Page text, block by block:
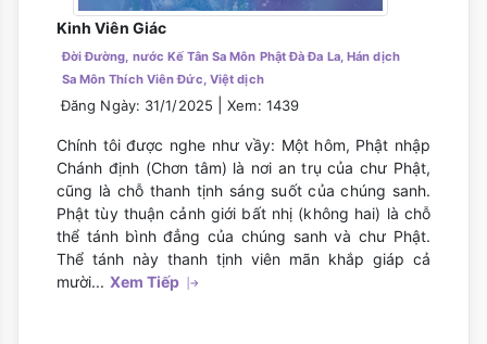
Kinh Viên Giác
Đời Đường, nước Kế Tân Sa Môn Phật Đà Đa La, Hán dịch
Sa Môn Thích Viên Đức, Việt dịch
Đăng Ngày: 31/1/2025 |Xem: 1439
Chính tôi được nghe như vầy: Một hôm, Phật nhập
Chánh định (Chơn tâm) là nơi an trụ của chư Phật,
cũng là chỗ thanh tịnh sáng suốt của chúng sanh.
Phật tùy thuận cảnh giới bất nhị (không hai) là chỗ
thể tánh bình đẳng của chúng sanh và chư Phật.
Thể tánh này thanh tịnh viên mãn khắp giáp cả
mười... Xem Tiếp